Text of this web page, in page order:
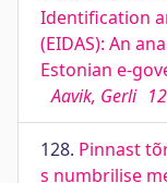
Identification
(EIDAS): An
Estonian e-
Aavik, Gerli
128. Pinnast
s numbrilise